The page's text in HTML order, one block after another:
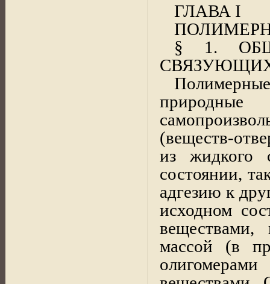
ГЛАВА I
§ 1.
природные
(веществ-
из жидкого
состоянии,
адгезию к
исходном
веществами,
массой (в